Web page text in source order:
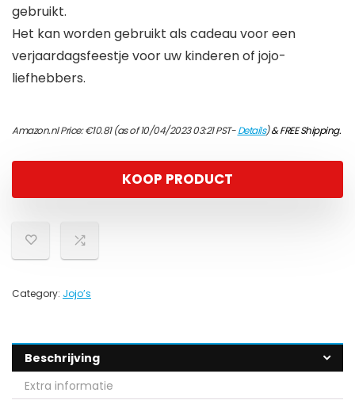
gebruikt.
Het kan worden gebruikt als cadeau voor een
verjaardagsfeestje voor uw kinderen of jojo-
liefhebbers.
Amazon.nl Price:€10.81(as of 10/04/2023 03:21 PST-Details)&FREE Shipping.
KOOP PRODUCT
Category: Jojo’s
Beschrijving
Extra informatie